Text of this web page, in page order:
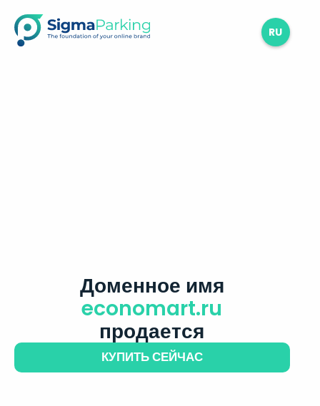
RU
Доменное имя
economart.ru
продается
КУПИТЬ СЕЙЧАС